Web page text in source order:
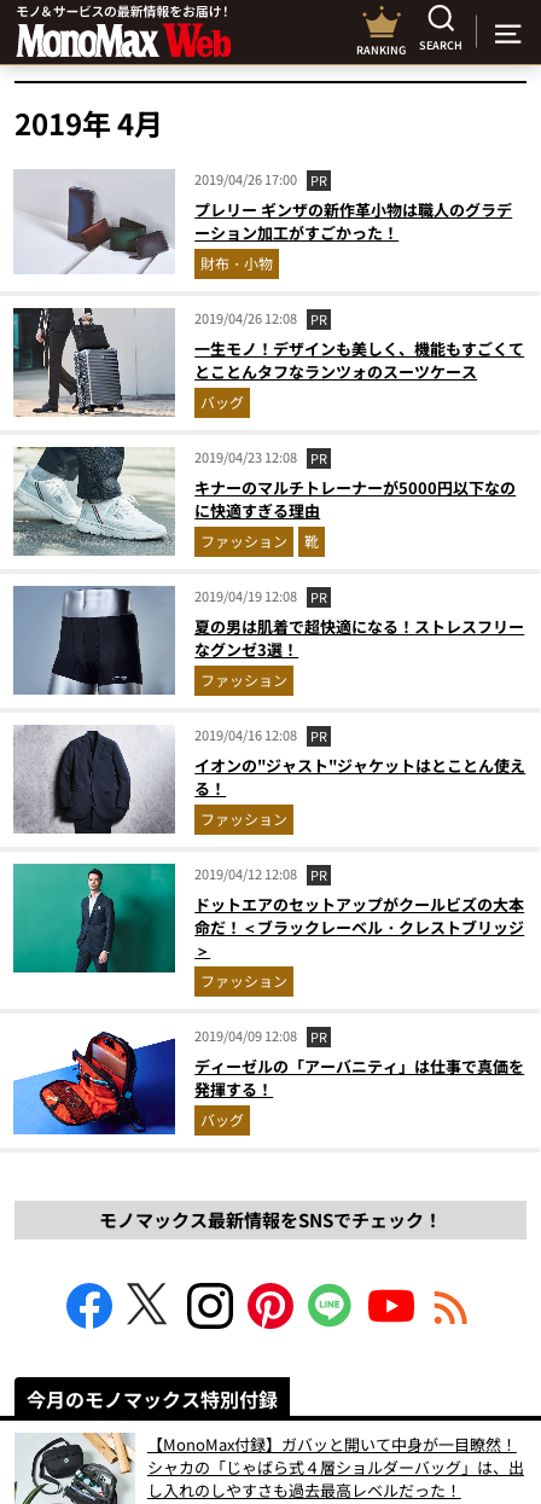
RANKING SEARCH
2019年 4月
2019/04/26 17:00 PR
プレリー ギンザの新作革小物は職人のグラデ
ーション加工がすごかった！
財布・小物
2019/04/26 12:08 PR
一生モノ！デザインも美しく、機能もすごくて
とことんタフなランツォのスーツケース
バッグ
2019/04/23 12:08 PR
キナーのマルチトレーナーが5000円以下なの
に快適すぎる理由
ファッション 靴
2019/04/19 12:08 PR
夏の男は肌着で超快適になる！ストレスフリー
なグンゼ3選！
ファッション
2019/04/16 12:08 PR
イオンの"ジャスト"ジャケットはとことん使え
る！
ファッション
2019/04/12 12:08 PR
ドットエアのセットアップがクールビズの大本
命だ！＜ブラックレーベル・クレストブリッジ
＞
ファッション
2019/04/09 12:08 PR
ディーゼルの「アーバニティ」は仕事で真価を
発揮する！
バッグ
モノマックス最新情報をSNSでチェック！
今月のモノマックス特別付録
【MonoMax付録】ガバッと開いて中身が一目瞭然！
シャカの「じゃばら式４層ショルダーバッグ」は、出
し入れのしやすさも過去最高レベルだった！